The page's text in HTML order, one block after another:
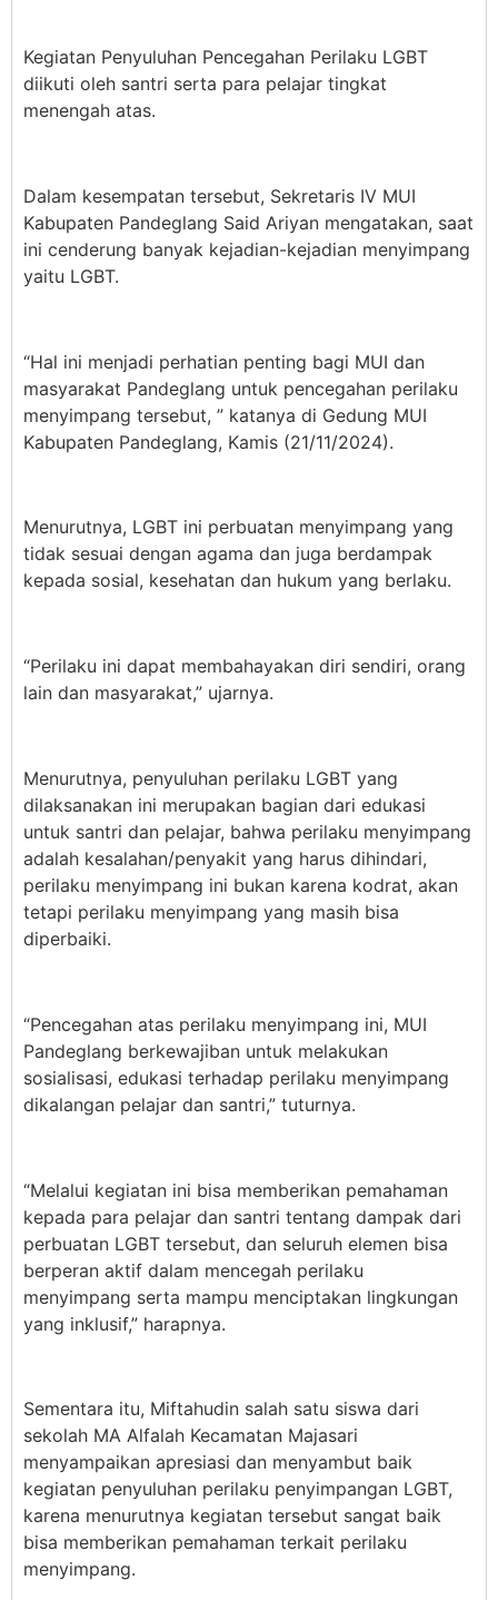
Kegiatan Penyuluhan Pencegahan Perilaku LGBT
diikuti oleh santri serta para pelajar tingkat
menengah atas.
Dalam kesempatan tersebut, Sekretaris IV MUI
Kabupaten Pandeglang Said Ariyan mengatakan, saat
ini cenderung banyak kejadian-kejadian menyimpang
yaitu LGBT.
“Hal ini menjadi perhatian penting bagi MUI dan
masyarakat Pandeglang untuk pencegahan perilaku
menyimpang tersebut, ” katanya di Gedung MUI
Kabupaten Pandeglang, Kamis (21/11/2024).
Menurutnya, LGBT ini perbuatan menyimpang yang
tidak sesuai dengan agama dan juga berdampak
kepada sosial, kesehatan dan hukum yang berlaku.
“Perilaku ini dapat membahayakan diri sendiri, orang
lain dan masyarakat,” ujarnya.
Menurutnya, penyuluhan perilaku LGBT yang
dilaksanakan ini merupakan bagian dari edukasi
untuk santri dan pelajar, bahwa perilaku menyimpang
adalah kesalahan/penyakit yang harus dihindari,
perilaku menyimpang ini bukan karena kodrat, akan
tetapi perilaku menyimpang yang masih bisa
diperbaiki.
“Pencegahan atas perilaku menyimpang ini, MUI
Pandeglang berkewajiban untuk melakukan
sosialisasi, edukasi terhadap perilaku menyimpang
dikalangan pelajar dan santri,” tuturnya.
“Melalui kegiatan ini bisa memberikan pemahaman
kepada para pelajar dan santri tentang dampak dari
perbuatan LGBT tersebut, dan seluruh elemen bisa
berperan aktif dalam mencegah perilaku
menyimpang serta mampu menciptakan lingkungan
yang inklusif,” harapnya.
Sementara itu, Miftahudin salah satu siswa dari
sekolah MA Alfalah Kecamatan Majasari
menyampaikan apresiasi dan menyambut baik
kegiatan penyuluhan perilaku penyimpangan LGBT,
karena menurutnya kegiatan tersebut sangat baik
bisa memberikan pemahaman terkait perilaku
menyimpang.